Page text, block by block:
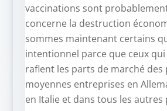
vaccinations sont
concerne la destruction
sommes maintenant certains
intentionnel parce que ceux
raflent les parts de marché des
moyennes entreprises en
en Italie et dans tous les autres